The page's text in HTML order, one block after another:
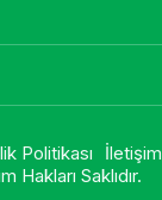
Politikası
İletişim
Saklıdır.